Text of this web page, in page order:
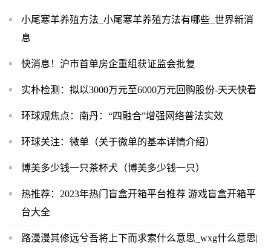
小尾寒羊养殖方法_小尾寒羊养殖方法有哪些_世界新消
息
快消息！沪市首单房企重组获证监会批复
实朴检测：拟以3000万元至6000万元回购股份-天天快看
环球观焦点：南丹：“四融合”增强网络普法实效
环球关注：微单（关于微单的基本详情介绍）
博美多少钱一只茶杯犬（博美多少钱一只）
热推荐：2023年热门盲盒开箱平台推荐 游戏盲盒开箱平
台大全
路漫漫其修远兮吾将上下而求索什么意思_wxg什么意思|